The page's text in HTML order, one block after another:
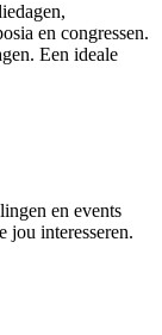
en congressen.
Een ideale
en events
jou interesseren.